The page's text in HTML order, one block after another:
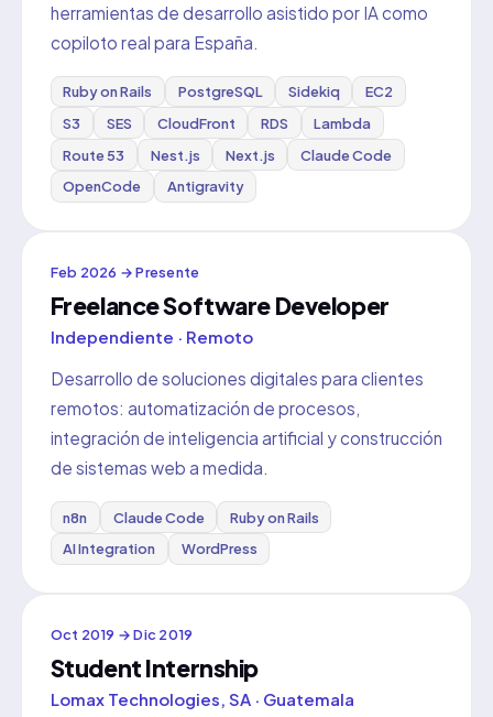
herramientas de desarrollo asistido por IA como
copiloto real para España.
Ruby on Rails PostgreSQL Sidekiq
EC2
S3
SES CloudFront RDS
Lambda
Route 53
Nest.js Next.js
Claude Code
OpenCode
Antigravity
Feb 2026 → Presente
Freelance Software Developer
Independiente · Remoto
Desarrollo de soluciones digitales para clientes
remotos: automatización de procesos,
integración de inteligencia artificial y construcción
de sistemas web a medida.
n8n Claude Code
Ruby on Rails
AI Integration
WordPress
Oct 2019 → Dic 2019
Student Internship
Lomax Technologies, SA · Guatemala